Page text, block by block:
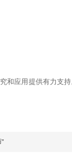
和应用提供有力支